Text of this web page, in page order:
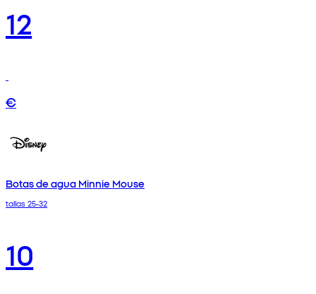
12
€
Botas de agua Minnie Mouse
tallas 25-32
10